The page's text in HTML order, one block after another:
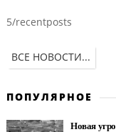
5/recentposts
ВСЕ НОВОСТИ...
ПОПУЛЯРНОЕ
Новая